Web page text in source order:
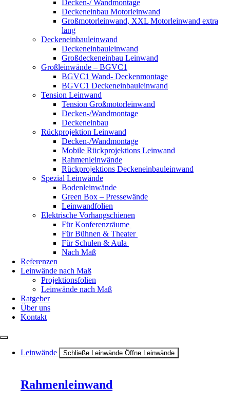
Decken-/ Wandmontage
Deckeneinbau Motorleinwand
Großmotorleinwand, XXL Motorleinwand extra
lang
Deckeneinbauleinwand
Deckeneinbauleinwand
Großdeckeneinbau Leinwand
Großleinwände – BGVC1
BGVC1 Wand- Deckenmontage
BGVC1 Deckeneinbauleinwand
Tension Leinwand
Tension Großmotorleinwand
Decken-/Wandmontage
Deckeneinbau
Rückprojektion Leinwand
Decken-/Wandmontage
Mobile Rückprojektions Leinwand
Rahmenleinwände
Rückprojektions Deckeneinbauleinwand
Spezial Leinwände
Bodenleinwände
Green Box – Pressewände
Leinwandfolien
Elektrische Vorhangschienen
Für Konferenzräume
Für Bühnen & Theater
Für Schulen & Aula
Nach Maß
Referenzen
Leinwände nach Maß
Projektionsfolien
Leinwände nach Maß
Ratgeber
Über uns
Kontakt
Leinwände Schließe Leinwände Öffne Leinwände
Rahmenleinwand